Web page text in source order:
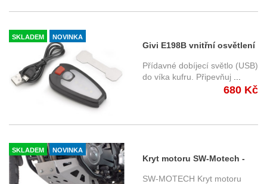
SKLADEM NOVINKA
Givi E198B vnitřní osvětlení
do víka kufru.
Přídavné dobíjecí světlo (USB)
do víka kufru. Připevňuj
680 Kč
SKLADEM NOVINKA
Kryt motoru SW-Motech -
Yamaha XT 660 (04-09) -
SW-MOTECH Kryt motoru